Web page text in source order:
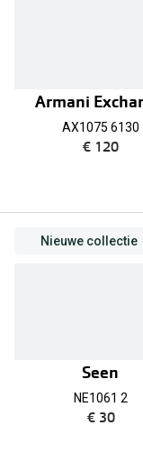
Armani
AX1075 6130
€ 120
Nieuwe collectie
Seen
NE1061 2
€ 30